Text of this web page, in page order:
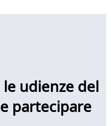
udienze del
partecipare